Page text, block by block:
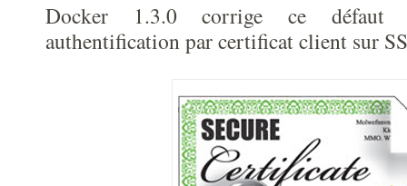
Docker 1.3.0 corrige ce défaut
authentification par certificat client sur